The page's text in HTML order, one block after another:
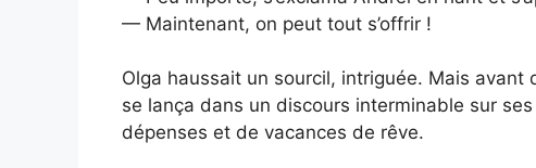
— Maintenant, on peut tout s’offrir !
Olga haussait un sourcil, intriguée. Mais avant
se lança dans un discours interminable sur
dépenses et de vacances de rêve.